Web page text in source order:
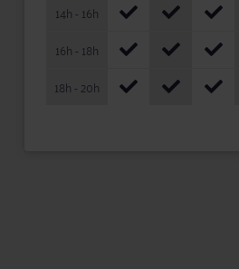
14h - 16h
16h - 18h
18h - 20h